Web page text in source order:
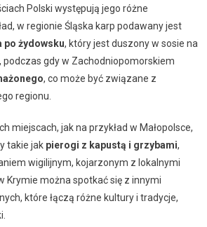
Polski występują jego różne
w regionie Śląska karp podawany jest
po żydowsku, który jest duszony w sosie na
podczas gdy w Zachodniopomorskiem
, co może być związane z
regionu.
miejscach, jak na przykład w Małopolsce,
takie jak pierogi z kapustą i grzybami,
wigilijnym, kojarzonym z lokalnymi
Krymie można spotkać się z innymi
które łączą różne kultury i tradycje,